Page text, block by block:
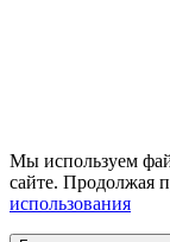
Мы используем
сайте. Продолжая
использования